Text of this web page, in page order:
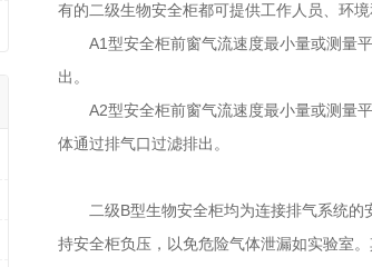
有的二级生物安全柜都可提供工作人员、环境
A1型安全柜前窗气流速度最小量或测量
出。
A2型安全柜前窗气流速度最小量或测量
体通过排气口过滤排出。
二级B型生物安全柜均为连接排气系统
持安全柜负压，以免危险气体泄漏如实验室